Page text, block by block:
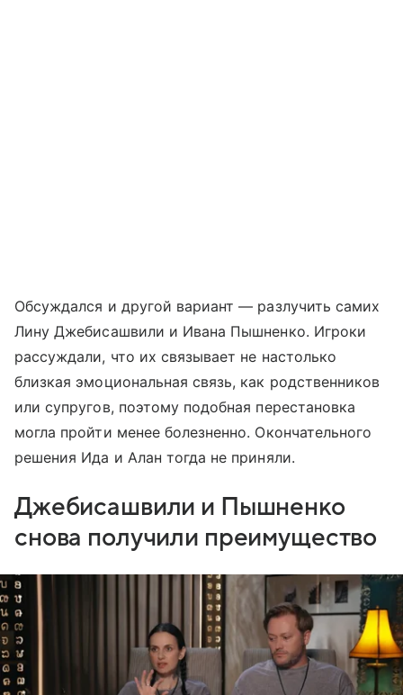
Обсуждался и другой вариант — разлучить самих
Лину Джебисашвили и Ивана Пышненко. Игроки
рассуждали, что их связывает не настолько
близкая эмоциональная связь, как родственников
или супругов, поэтому подобная перестановка
могла пройти менее болезненно. Окончательного
решения Ида и Алан тогда не приняли.
Джебисашвили и Пышненко
снова получили преимущество